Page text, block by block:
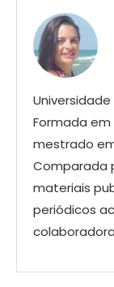
Universidade
Formada em
mestrado
Comparada
materiais
periódicos